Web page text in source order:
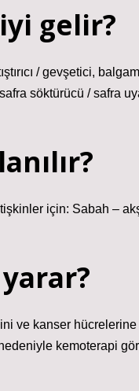
gelir?
/ gevşetici,
söktürücü / safra
için: Sabah –
ve kanser hücrelerine
kemoterapi